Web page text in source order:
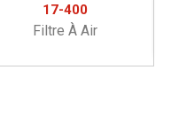
17-400
Filtre À Air